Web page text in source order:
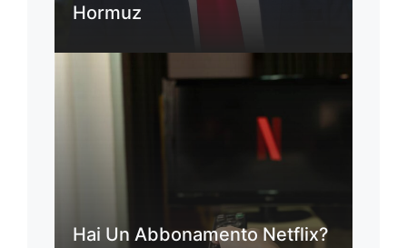
Hormuz
Hai Un Abbonamento Netflix?